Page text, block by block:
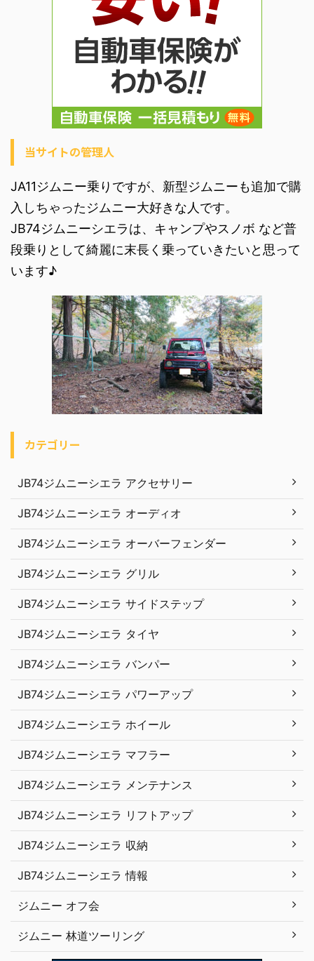
当サイトの管理人
JA11ジムニー乗りですが、新型ジムニーも追加で購
入しちゃったジムニー大好きな人です。
JB74ジムニーシエラは、キャンプやスノボ など普
段乗りとして綺麗に末長く乗っていきたいと思って
います♪
カテゴリー
JB74ジムニーシエラ アクセサリー
JB74ジムニーシエラ オーディオ
JB74ジムニーシエラ オーバーフェンダー
JB74ジムニーシエラ グリル
JB74ジムニーシエラ サイドステップ
JB74ジムニーシエラ タイヤ
JB74ジムニーシエラ バンパー
JB74ジムニーシエラ パワーアップ
JB74ジムニーシエラ ホイール
JB74ジムニーシエラ マフラー
JB74ジムニーシエラ メンテナンス
JB74ジムニーシエラ リフトアップ
JB74ジムニーシエラ 収納
JB74ジムニーシエラ 情報
ジムニー オフ会
ジムニー 林道ツーリング